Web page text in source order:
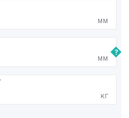
мм
мм
кг